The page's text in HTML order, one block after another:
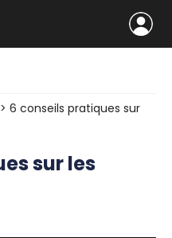
> 6 conseils pratiques sur
sur les